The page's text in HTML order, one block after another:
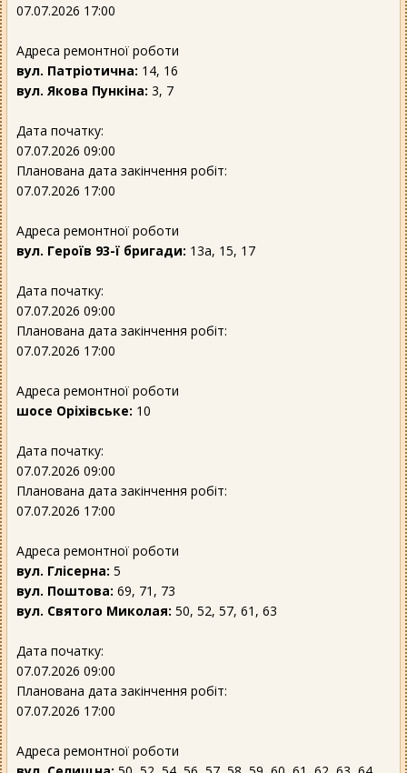
07.07.2026 17:00
Адреса ремонтної роботи
вул. Патріотична: 14, 16
вул. Якова Пункіна: 3, 7
Дата початку:
07.07.2026 09:00
Планована дата закінчення робіт:
07.07.2026 17:00
Адреса ремонтної роботи
вул. Героїв 93-ї бригади: 13а, 15, 17
Дата початку:
07.07.2026 09:00
Планована дата закінчення робіт:
07.07.2026 17:00
Адреса ремонтної роботи
шосе Оріхівське: 10
Дата початку:
07.07.2026 09:00
Планована дата закінчення робіт:
07.07.2026 17:00
Адреса ремонтної роботи
вул. Глісерна: 5
вул. Поштова: 69, 71, 73
вул. Святого Миколая: 50, 52, 57, 61, 63
Дата початку:
07.07.2026 09:00
Планована дата закінчення робіт:
07.07.2026 17:00
Адреса ремонтної роботи